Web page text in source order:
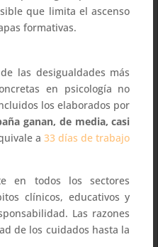
que limita el ascenso
formativas.
las desigualdades más
en psicología no
los elaborados por
ganan, de media, casi
a33 días de trabajo
en todos los sectores
clínicos, educativos y
Las razones
de los cuidados hasta la